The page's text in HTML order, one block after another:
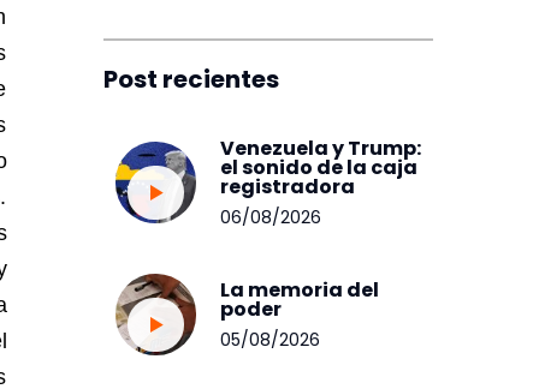
Post recientes
Venezuela y Trump:
el sonido de la caja
registradora
06/08/2026
La memoria del
poder
05/08/2026